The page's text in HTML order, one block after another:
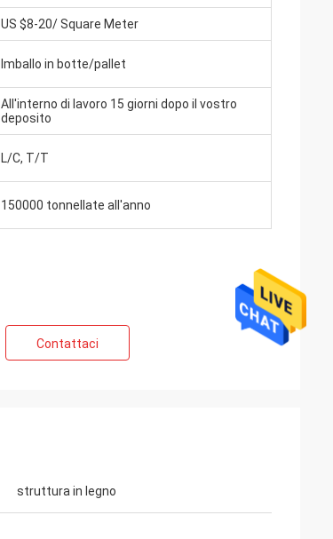
US $8-20/ Square Meter
Imballo in botte/pallet
All'interno di lavoro 15 giorni dopo il vostro
deposito
L/C, T/T
150000 tonnellate all'anno
Contattaci
struttura in legno